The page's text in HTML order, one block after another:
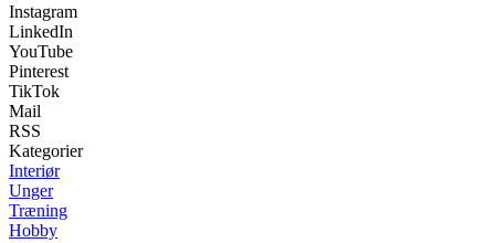
Instagram
LinkedIn
YouTube
Pinterest
TikTok
Mail
RSS
Kategorier
Interiør
Unger
Træning
Hobby